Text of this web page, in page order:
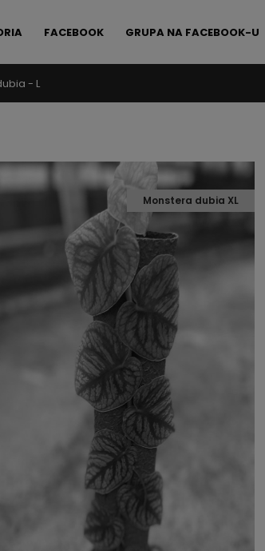
FACEBOOK GRUPA NA FACEBOOK-U
KONTAKT
- L
Monstera dubia XL